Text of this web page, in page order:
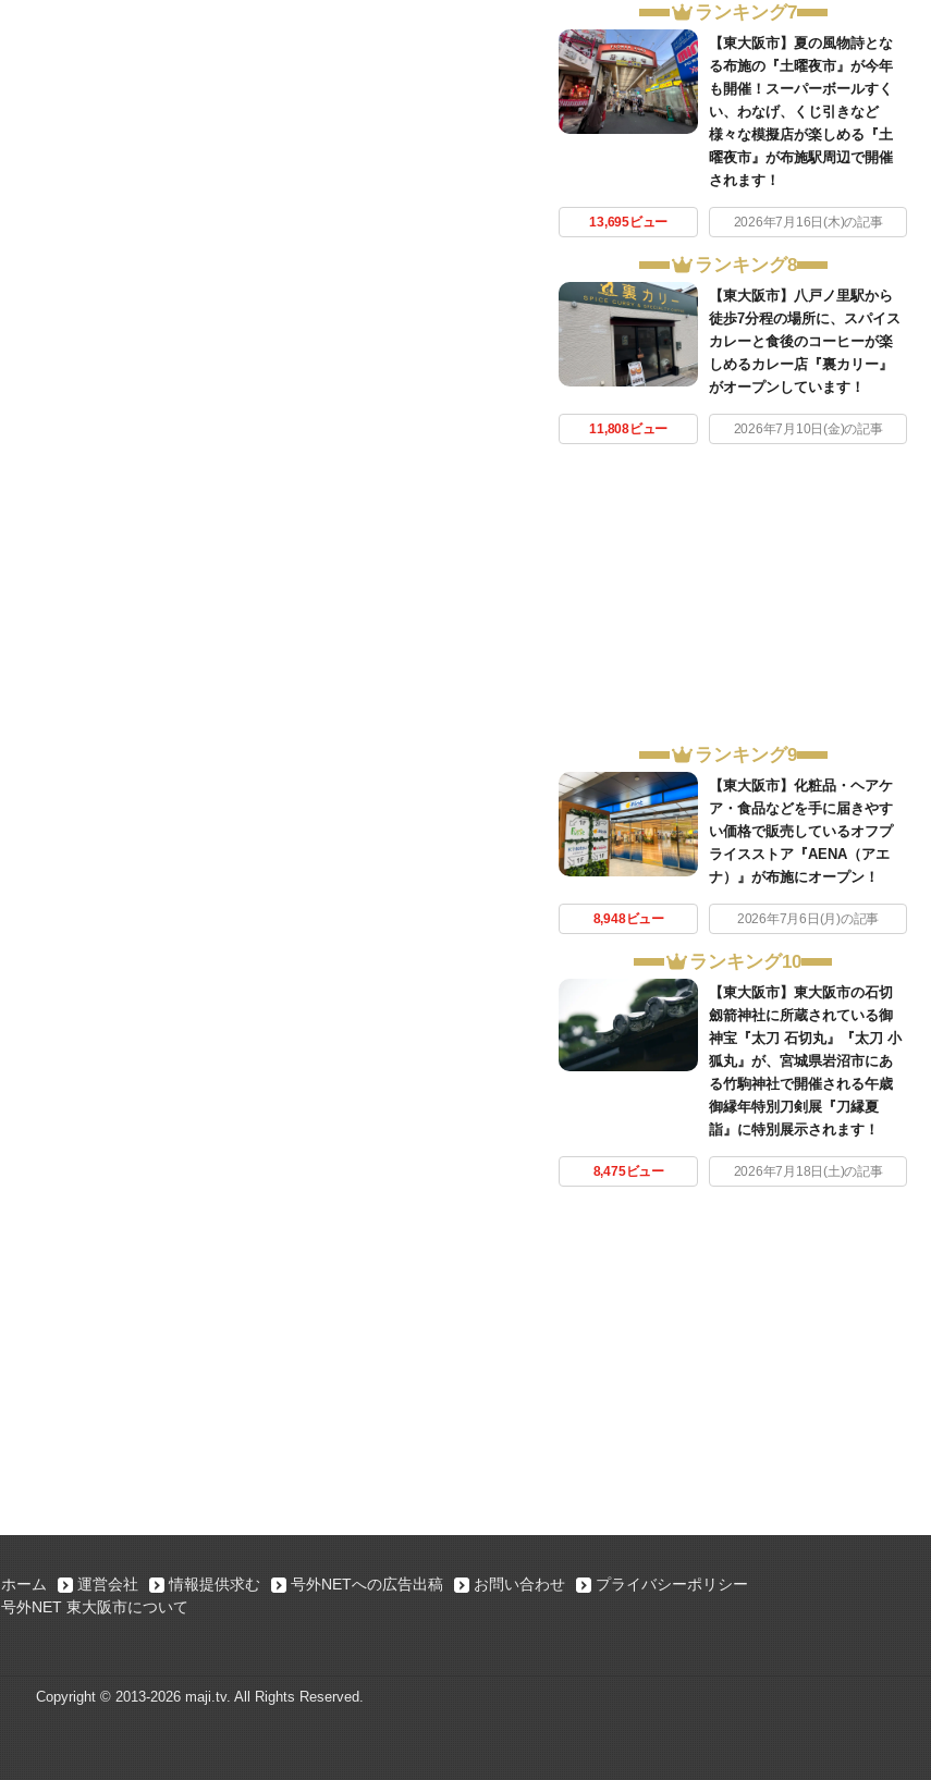
ランキング7
【東大阪市】夏の風物詩とな
る布施の『土曜夜市』が今年
も開催！スーパーボールすく
い、わなげ、くじ引きなど
様々な模擬店が楽しめる『土
曜夜市』が布施駅周辺で開催
されます！
13,695ビュー 2026年7月16日(木)の記事
ランキング8
【東大阪市】八戸ノ里駅から
徒歩7分程の場所に、スパイス
カレーと食後のコーヒーが楽
しめるカレー店『裏カリー』
がオープンしています！
11,808ビュー 2026年7月10日(金)の記事
ランキング9
【東大阪市】化粧品・ヘアケ
ア・食品などを手に届きやす
い価格で販売しているオフプ
ライスストア『AENA（アエ
ナ）』が布施にオープン！
8,948ビュー 2026年7月6日(月)の記事
ランキング10
【東大阪市】東大阪市の石切
劔箭神社に所蔵されている御
神宝『太刀 石切丸』『太刀 小
狐丸』が、宮城県岩沼市にあ
る竹駒神社で開催される午歳
御縁年特別刀剣展『刀縁夏
詣』に特別展示されます！
8,475ビュー 2026年7月18日(土)の記事
ホーム 運営会社 情報提供求む 号外NETへの広告出稿 お問い合わせ
プライバシーポリシー
号外NET 東大阪市について
Copyright © 2013-2026 maji.tv. All Rights Reserved.